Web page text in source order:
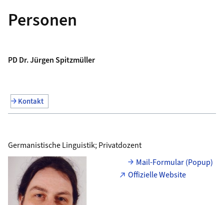
Personen
PD Dr. Jürgen Spitzmüller
Kontakt
Germanistische Linguistik; Privatdozent
Mail-Formular (Popup)
Offizielle Website